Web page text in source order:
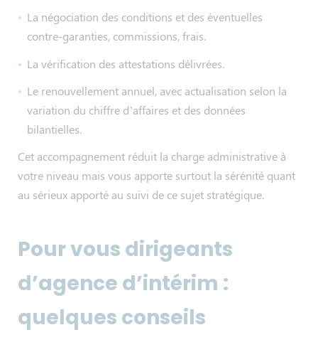
La négociation des conditions et des éventuelles
contre-garanties, commissions, frais.
La vérification des attestations délivrées.
Le renouvellement annuel, avec actualisation selon la
variation du chiffre d’affaires et des données
bilantielles.
Cet accompagnement réduit la charge administrative à
votre niveau mais vous apporte surtout la sérénité quant
au sérieux apporté au suivi de ce sujet stratégique.
Pour vous dirigeants
d’agence d’intérim :
quelques conseils